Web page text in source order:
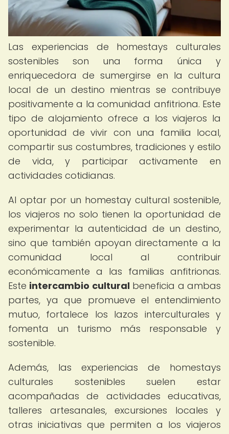
Las experiencias de homestays culturales
sostenibles son una forma única y
enriquecedora de sumergirse en la cultura
local de un destino mientras se contribuye
positivamente a la comunidad anfitriona. Este
tipo de alojamiento ofrece a los viajeros la
oportunidad de vivir con una familia local,
compartir sus costumbres, tradiciones y estilo
de vida, y participar activamente en
actividades cotidianas.
Al optar por un homestay cultural sostenible,
los viajeros no solo tienen la oportunidad de
experimentar la autenticidad de un destino,
sino que también apoyan directamente a la
comunidad local al contribuir
económicamente a las familias anfitrionas.
Este intercambio culturalbeneficia a ambas
partes, ya que promueve el entendimiento
mutuo, fortalece los lazos interculturales y
fomenta un turismo más responsable y
sostenible.
Además, las experiencias de homestays
culturales sostenibles suelen estar
acompañadas de actividades educativas,
talleres artesanales, excursiones locales y
otras iniciativas que permiten a los viajeros